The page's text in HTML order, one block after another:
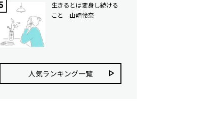
生きるとは変身し続ける
こと 山崎怜奈
人気ランキング⼀覧